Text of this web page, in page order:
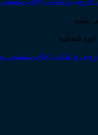
باشد
قضاییه
و غذایی (چاپ ششم ـ